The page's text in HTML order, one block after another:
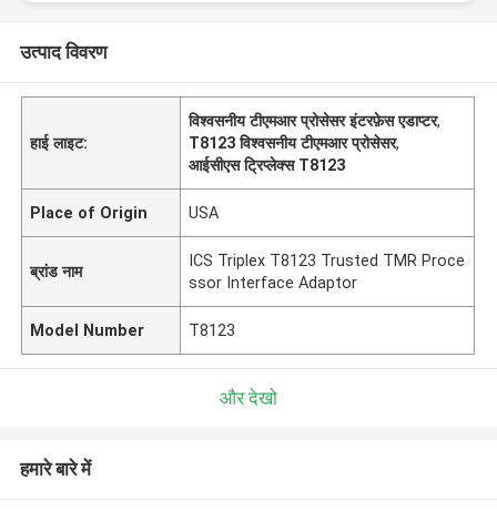
उत्पाद विवरण
हाई लाइट:
विश्वसनीय टीएमआर प्रोसेसर इंटरफ़ेस एडाप्टर,
T8123 विश्वसनीय टीएमआर प्रोसेसर,
आईसीएस ट्रिप्लेक्स T8123
Place of Origin USA
ब्रांड नाम
ICS Triplex T8123 Trusted TMR Proce
ssor Interface Adaptor
Model Number T8123
और देखो
हमारे बारे में